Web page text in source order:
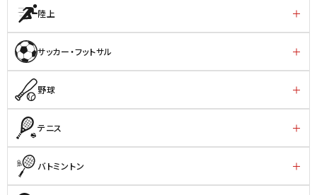
陸上
サッカー・フットサル
野球
テニス
バトミントン